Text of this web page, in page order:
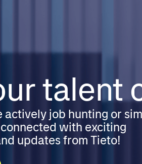
talent
actively job hunting or
with exciting
updates from Tieto!